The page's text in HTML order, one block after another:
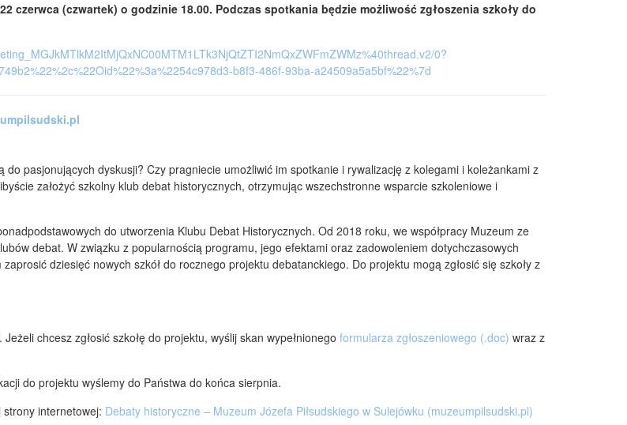
czerwca (czwartek) o godzinie 18.00. Podczas spotkania będzie możliwość zgłoszenia szkoły do
0?
b8f3-486f-93ba-a24509a5a5bf%22%7d
pasjonujących dyskusji? Czy pragniecie umożliwić im spotkanie i rywalizację z kolegami i koleżankami z
założyć szkolny klub debat historycznych, otrzymując wszechstronne wsparcie szkoleniowe i
do utworzenia Klubu Debat Historycznych. Od 2018 roku, we współpracy Muzeum ze
debat. W związku z popularnością programu, jego efektami oraz zadowoleniem dotychczasowych
dziesięć nowych szkół do rocznego projektu debatanckiego. Do projektu mogą zgłosić się szkoły z
chcesz zgłosić szkołę do projektu, wyślij skan wypełnionego formularza zgłoszeniowego (.doc) wraz z
do projektu wyślemy do Państwa do końca sierpnia.
internetowej: Debaty historyczne – Muzeum Józefa Piłsudskiego w Sulejówku (muzeumpilsudski.pl)